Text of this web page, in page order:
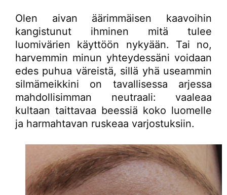
Olen aivan äärimmäisen kaavoihin
kangistunut ihminen mitä tulee
luomivärien käyttöön nykyään. Tai no,
harvemmin minun yhteydessäni voidaan
edes puhua väreistä, sillä yhä useammin
silmämeikkini on tavallisessa arjessa
mahdollisimman neutraali: vaaleaa
kultaan taittavaa beessiä koko luomelle
ja harmahtavan ruskeaa varjostuksiin.